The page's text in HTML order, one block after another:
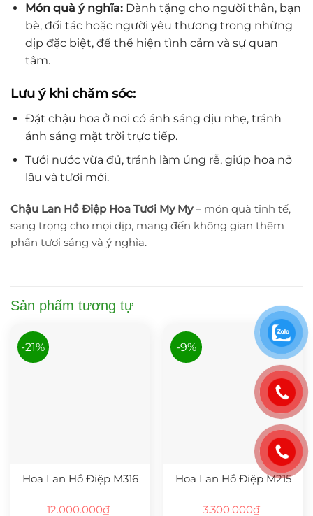
Món quà ý nghĩa:Dành tặng cho người thân, bạn
bè, đối tác hoặc người yêu thương trong những
dịp đặc biệt, để thể hiện tình cảm và sự quan
tâm.
Lưu ý khi chăm sóc:
Đặt chậu hoa ở nơi có ánh sáng dịu nhẹ, tránh
ánh sáng mặt trời trực tiếp.
Tưới nước vừa đủ, tránh làm úng rễ, giúp hoa nở
lâu và tươi mới.
Chậu Lan Hồ Điệp Hoa Tươi My My– món quà tinh tế,
sang trọng cho mọi dịp, mang đến không gian thêm
phần tươi sáng và ý nghĩa.
Sản phẩm tương tự
-21%
Hoa Lan Hồ Điệp M316
12.000.000₫
-9%
Hoa Lan Hồ Điệp M215
3.300.000₫